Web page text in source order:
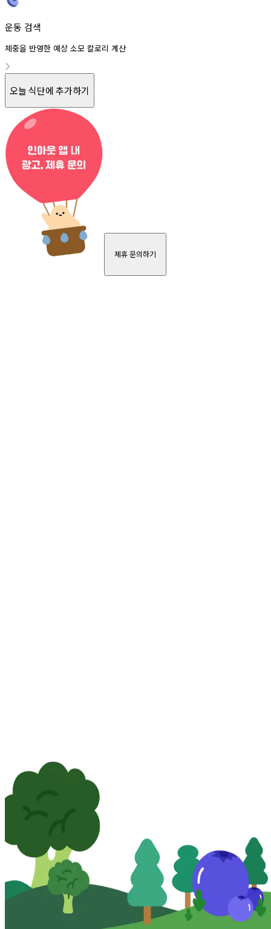
운동 검색
체중을 반영한 예상 소모 칼로리 계산
오늘 식단에 추가하기
제휴 문의하기